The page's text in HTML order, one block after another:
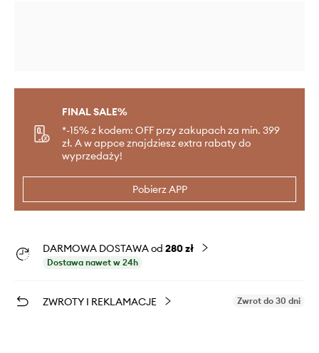
FINAL SALE%
*-15% z kodem: OFF przy zakupach za min. 399
zł. A w appce znajdziesz extra rabaty do
wyprzedaży!
Pobierz APP
DARMOWA DOSTAWA od 280 zł
Dostawa nawet w 24h
ZWROTY I REKLAMACJE Zwrot do 30 dni